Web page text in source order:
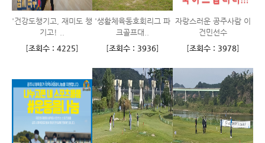
'건강도챙기고, 재미도 챙
기고! ..
[조회수 : 4225]
'생활체육동호회리그 파
크골프대..
[조회수 : 3936]
자랑스러운 공주사람 이
건민선수
[조회수 : 3978]